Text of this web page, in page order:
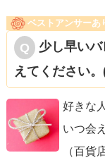
ベストアンサーあ
少し早い
えてください。
好きな
いつ会
（百貨